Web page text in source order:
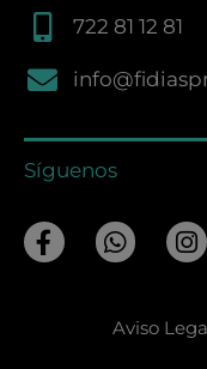
722 81 12 81
Síguenos
F
a
W
h
s
I
n
a
Aviso